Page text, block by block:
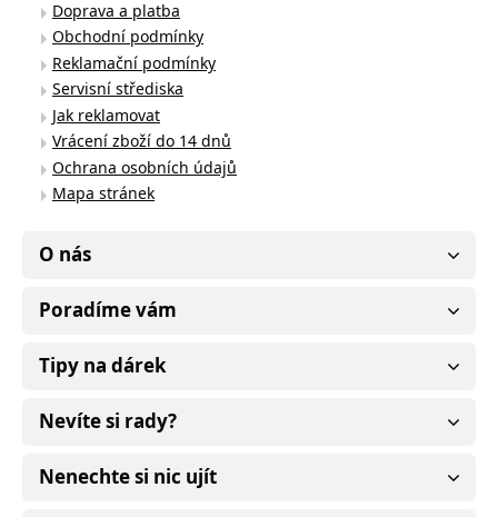
Doprava a platba
Obchodní podmínky
Reklamační podmínky
Servisní střediska
Jak reklamovat
Vrácení zboží do 14 dnů
Ochrana osobních údajů
Mapa stránek
O nás
Poradíme vám
Tipy na dárek
Nevíte si rady?
Nenechte si nic ujít